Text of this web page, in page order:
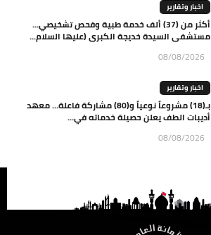
اخبار وتقارير
أكثر من (37) ألف خدمة طبية وفحص تشخيصي…
مستشفى السيدة خديجة الكبرى (عليها السلام...
08/08/2026
اخبار وتقارير
بـ(18) مشروعاً نوعياً و(80) مشاركة فاعلة… معهد
أديبات الطف يعلن حصيلة خدماته في...
08/08/2026